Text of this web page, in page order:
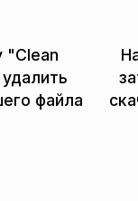
"Clean
файла